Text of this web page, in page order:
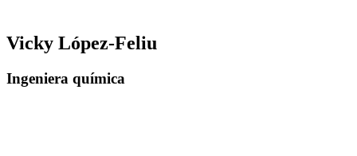
Vicky López-Feliu
Ingeniera química